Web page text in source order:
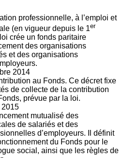
professionnelle, à l’emploi et
(en vigueur depuis le 1er
crée un fonds paritaire
des organisations
et des organisations
2014
au Fonds. Ce décret fixe
de collecte de la contribution
prévue par la loi.
2015
mutualisé des
de salariés et des
d’employeurs. Il définit
du Fonds pour le
social, ainsi que les règles de